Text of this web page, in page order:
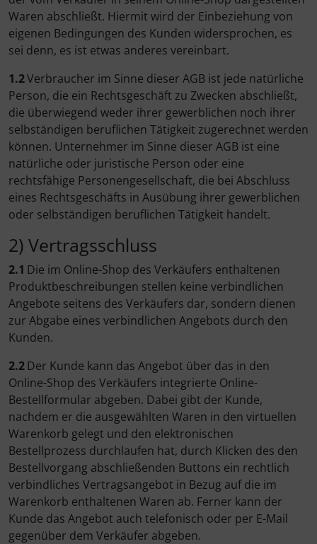
Waren abschließt. Hiermit wird der Einbeziehung von
eigenen Bedingungen des Kunden widersprochen, es
sei denn, es ist etwas anderes vereinbart.
1.2Verbraucher im Sinne dieser AGB ist jede natürliche
Person, die ein Rechtsgeschäft zu Zwecken abschließt,
die überwiegend weder ihrer gewerblichen noch ihrer
selbständigen beruflichen Tätigkeit zugerechnet werden
können. Unternehmer im Sinne dieser AGB ist eine
natürliche oder juristische Person oder eine
rechtsfähige Personengesellschaft, die bei Abschluss
eines Rechtsgeschäfts in Ausübung ihrer gewerblichen
oder selbständigen beruflichen Tätigkeit handelt.
2) Vertragsschluss
2.1 Die im Online-Shop des Verkäufers enthaltenen
Produktbeschreibungen stellen keine verbindlichen
Angebote seitens des Verkäufers dar, sondern dienen
zur Abgabe eines verbindlichen Angebots durch den
Kunden.
2.2Der Kunde kann das Angebot über das in den
Online-Shop des Verkäufers integrierte Online-
Bestellformular abgeben. Dabei gibt der Kunde,
nachdem er die ausgewählten Waren in den virtuellen
Warenkorb gelegt und den elektronischen
Bestellprozess durchlaufen hat, durch Klicken des den
Bestellvorgang abschließenden Buttons ein rechtlich
verbindliches Vertragsangebot in Bezug auf die im
Warenkorb enthaltenen Waren ab. Ferner kann der
Kunde das Angebot auch telefonisch oder per E-Mail
gegenüber dem Verkäufer abgeben.